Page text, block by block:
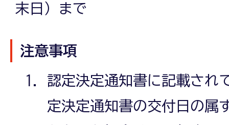
末日）まで
注意事項
認定決定通知書に記載され
定決定通知書の交付日の属